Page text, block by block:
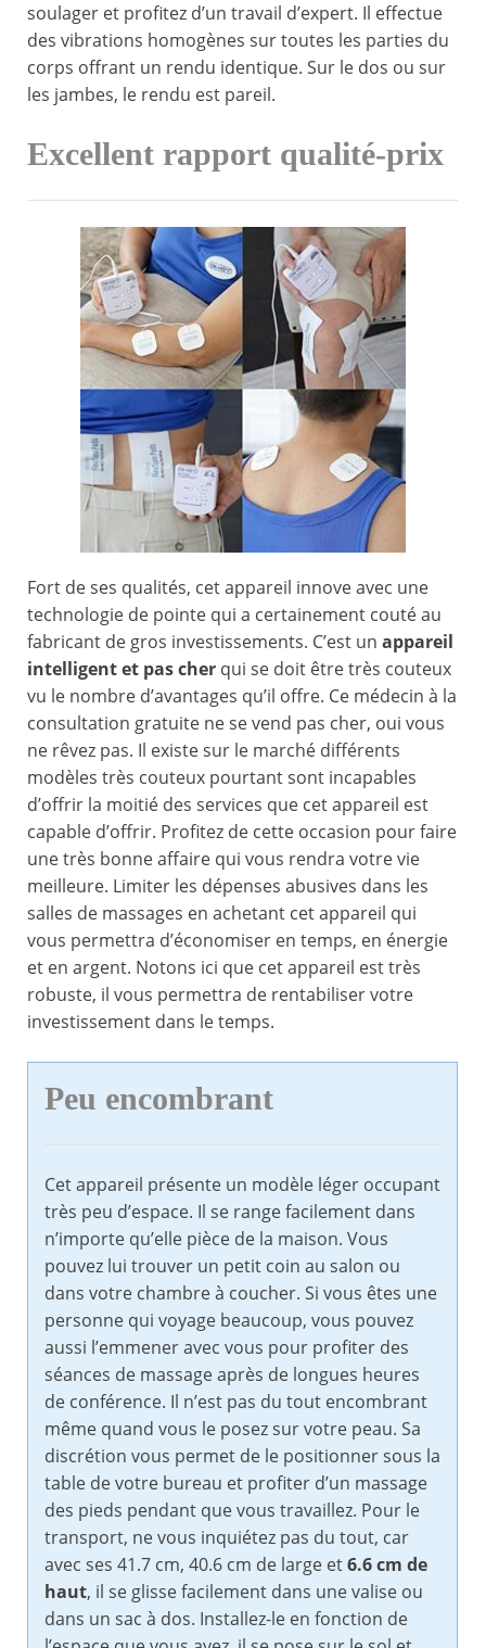
soulager et profitez d’un travail d’expert. Il effectue
des vibrations homogènes sur toutes les parties du
corps offrant un rendu identique. Sur le dos ou sur
les jambes, le rendu est pareil.
Excellent rapport qualité-prix
Fort de ses qualités, cet appareil innove avec une
technologie de pointe qui a certainement couté au
fabricant de gros investissements. C’est un appareil
intelligent et pas cher qui se doit être très couteux
vu le nombre d’avantages qu’il offre. Ce médecin à la
consultation gratuite ne se vend pas cher, oui vous
ne rêvez pas. Il existe sur le marché différents
modèles très couteux pourtant sont incapables
d’offrir la moitié des services que cet appareil est
capable d’offrir. Profitez de cette occasion pour faire
une très bonne affaire qui vous rendra votre vie
meilleure. Limiter les dépenses abusives dans les
salles de massages en achetant cet appareil qui
vous permettra d’économiser en temps, en énergie
et en argent. Notons ici que cet appareil est très
robuste, il vous permettra de rentabiliser votre
investissement dans le temps.
Peu encombrant
Cet appareil présente un modèle léger occupant
très peu d’espace. Il se range facilement dans
n’importe qu’elle pièce de la maison. Vous
pouvez lui trouver un petit coin au salon ou
dans votre chambre à coucher. Si vous êtes une
personne qui voyage beaucoup, vous pouvez
aussi l’emmener avec vous pour profiter des
séances de massage après de longues heures
de conférence. Il n’est pas du tout encombrant
même quand vous le posez sur votre peau. Sa
discrétion vous permet de le positionner sous la
table de votre bureau et profiter d’un massage
des pieds pendant que vous travaillez. Pour le
transport, ne vous inquiétez pas du tout, car
avec ses 41.7 cm, 40.6 cm de large et6.6 cm de
haut, il se glisse facilement dans une valise ou
dans un sac à dos. Installez-le en fonction de